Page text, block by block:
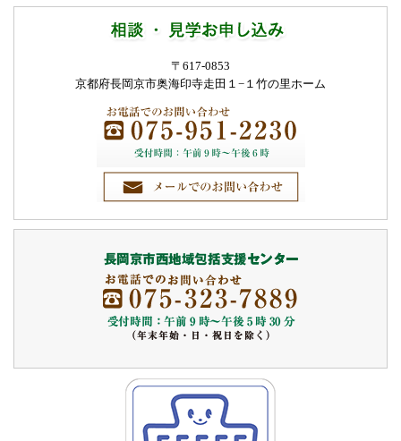
〒617-0853
京都府長岡京市奥海印寺走田１−１ 竹の里ホーム